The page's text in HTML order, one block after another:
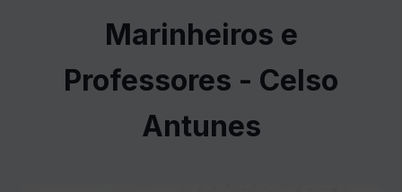
Marinheiros e
Professores - Celso
Antunes